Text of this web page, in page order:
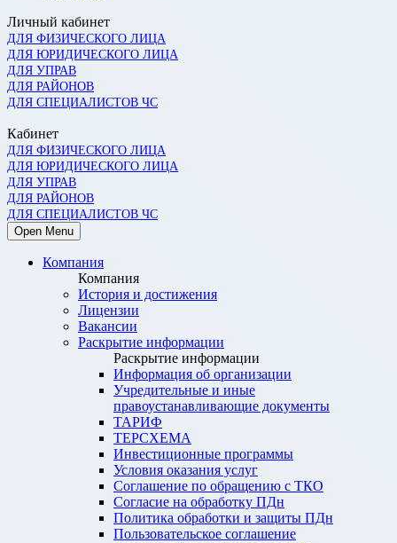
Личный кабинет
ДЛЯ ФИЗИЧЕСКОГО ЛИЦА
ДЛЯ ЮРИДИЧЕСКОГО ЛИЦА
ДЛЯ УПРАВ
ДЛЯ РАЙОНОВ
ДЛЯ СПЕЦИАЛИСТОВ ЧС
Кабинет
ДЛЯ ФИЗИЧЕСКОГО ЛИЦА
ДЛЯ ЮРИДИЧЕСКОГО ЛИЦА
ДЛЯ УПРАВ
ДЛЯ РАЙОНОВ
ДЛЯ СПЕЦИАЛИСТОВ ЧС
Open Menu
Компания
Компания
История и достижения
Лицензии
Вакансии
Раскрытие информации
Раскрытие информации
Информация об организации
Учредительные и иные
правоустанавливающие документы
ТАРИФ
ТЕРСХЕМА
Инвестиционные программы
Условия оказания услуг
Соглашение по обращению с ТКО
Согласие на обработку ПДн
Политика обработки и защиты ПДн
Пользовательское соглашение